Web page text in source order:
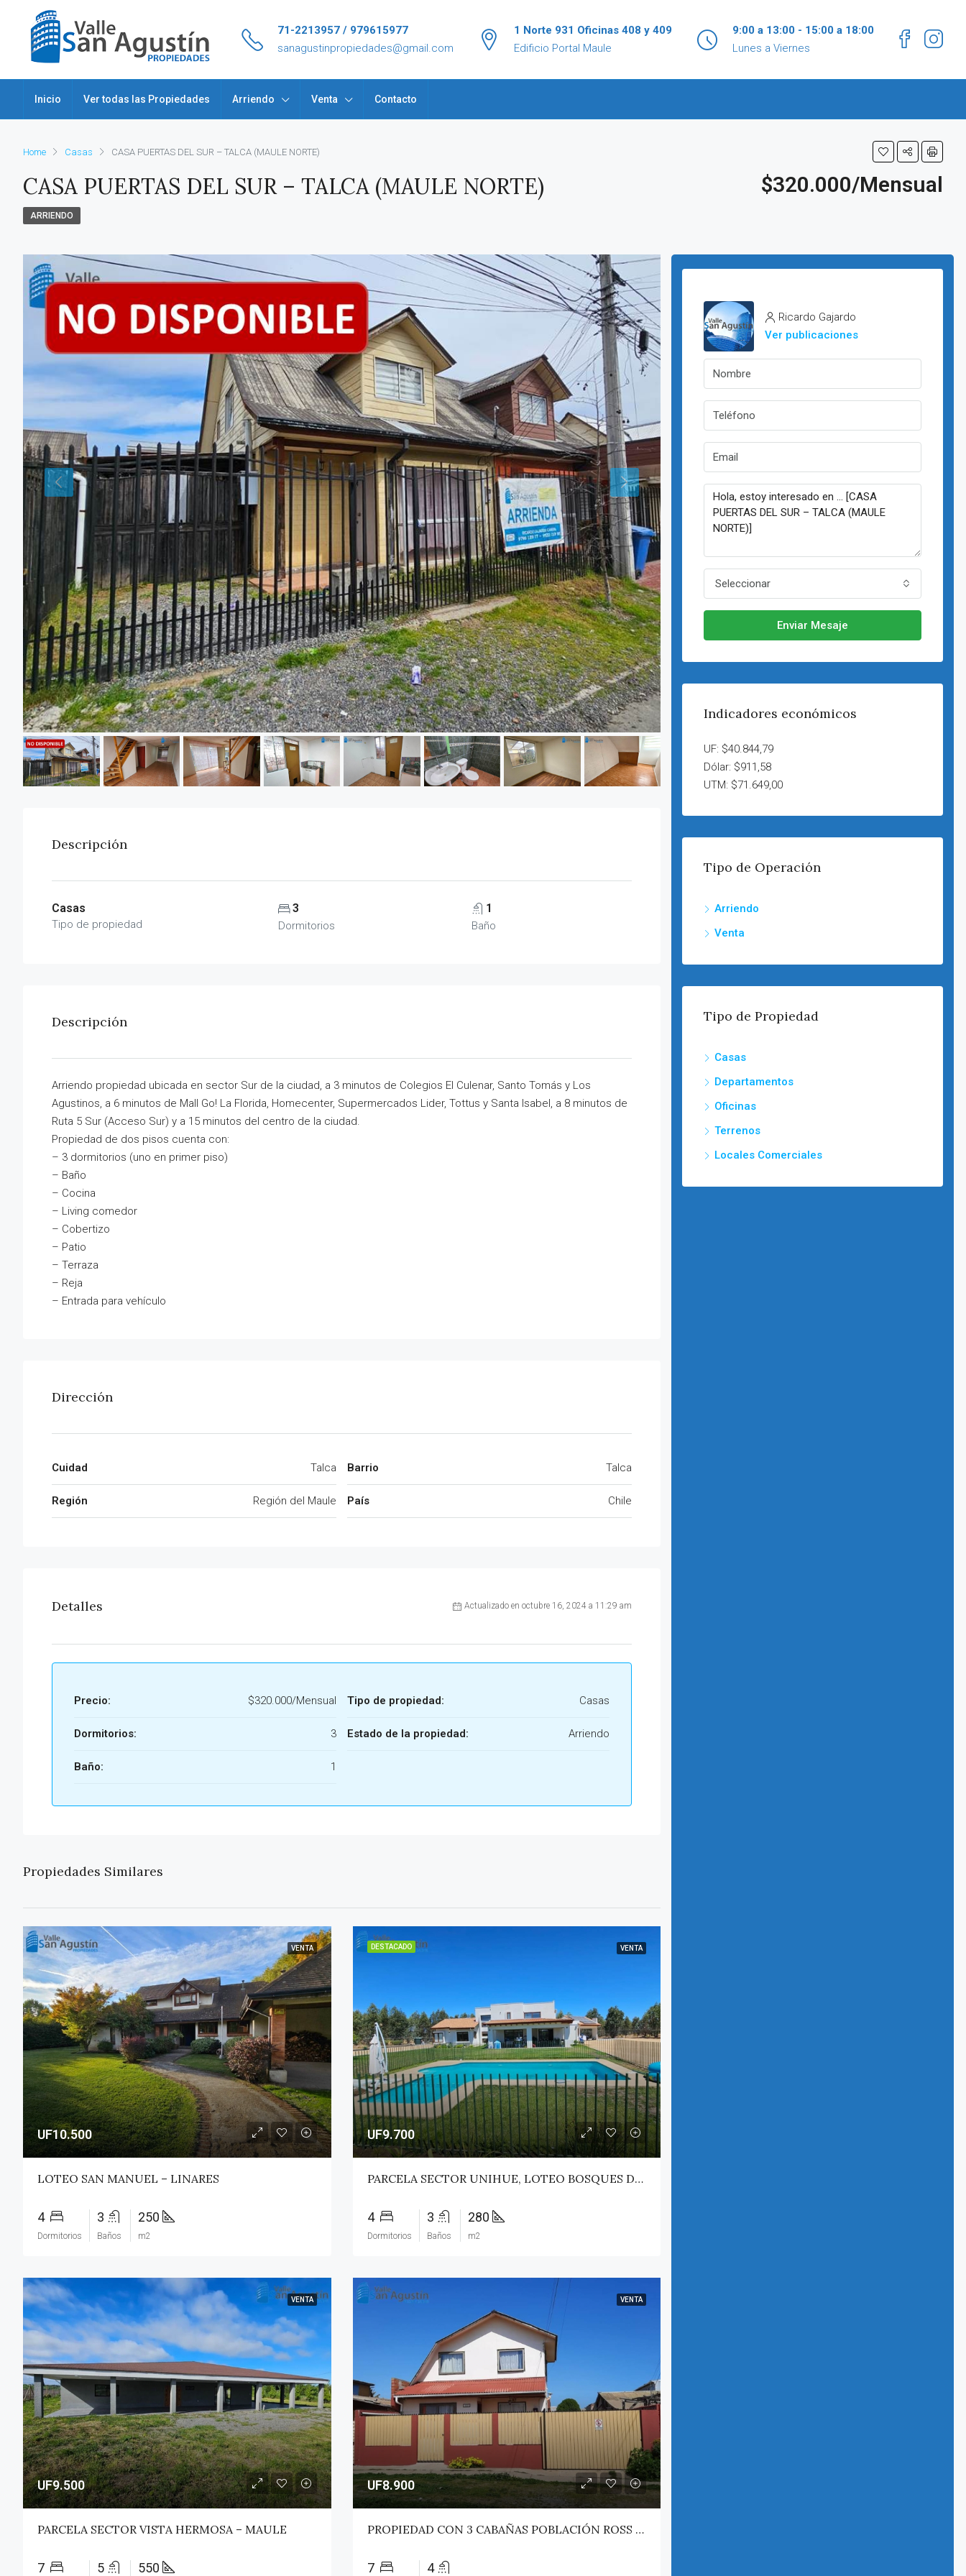
71-2213957 / 979615977
sanagustinpropiedades@gmail.com
1 Norte 931 Oficinas 408 y 409
Edificio Portal Maule
9:00 a 13:00 - 15:00 a 18:00
Lunes a Viernes
Inicio Ver todas las Propiedades Arriendo Venta Contacto
Home Casas CASA PUERTAS DEL SUR – TALCA (MAULE NORTE)
CASA PUERTAS DEL SUR – TALCA (MAULE NORTE) $320.000/Mensual
ARRIENDO
Descripción
Casas
Tipo de propiedad
3
Dormitorios
1
Baño
Descripción
Arriendo propiedad ubicada en sector Sur de la ciudad, a 3 minutos de Colegios El Culenar, Santo Tomás y Los
Agustinos, a 6 minutos de Mall Go! La Florida, Homecenter, Supermercados Lider, Tottus y Santa Isabel, a 8 minutos de
Ruta 5 Sur (Acceso Sur) y a 15 minutos del centro de la ciudad.
Propiedad de dos pisos cuenta con:
– 3 dormitorios (uno en primer piso)
– Baño
– Cocina
– Living comedor
– Cobertizo
– Patio
– Terraza
– Reja
– Entrada para vehículo
Dirección
Cuidad Talca
Región Región del Maule
Barrio Talca
País Chile
Detalles Actualizado en octubre 16, 2024 a 11:29 am
Precio: $320.000/Mensual
Dormitorios: 3
Baño: 1
Tipo de propiedad: Casas
Estado de la propiedad: Arriendo
Propiedades Similares
VENTA
UF10.500
LOTEO SAN MANUEL – LINARES
4
Dormitorios
3
Baños
250
m2
DESTACADO VENTA
UF9.700
PARCELA SECTOR UNIHUE, LOTEO BOSQUES DEL VALLE – MAULE
4
Dormitorios
3
Baños
280
m2
VENTA
UF9.500
PARCELA SECTOR VISTA HERMOSA – MAULE
7 5 550
VENTA
UF8.900
PROPIEDAD CON 3 CABAÑAS POBLACIÓN ROSS – PICHILEMU
7 4
Ricardo Gajardo
Ver publicaciones
Seleccionar
Enviar Mesaje
Indicadores económicos
UF: $40.844,79
Dólar: $911,58
UTM: $71.649,00
Tipo de Operación
Arriendo
Venta
Tipo de Propiedad
Casas
Departamentos
Oficinas
Terrenos
Locales Comerciales